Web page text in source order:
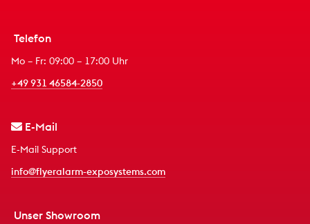
Telefon
Mo – Fr: 09:00 – 17:00 Uhr
+49 931 46584-2850
E-Mail
E-Mail Support
info@flyeralarm-exposystems.com
Unser Showroom